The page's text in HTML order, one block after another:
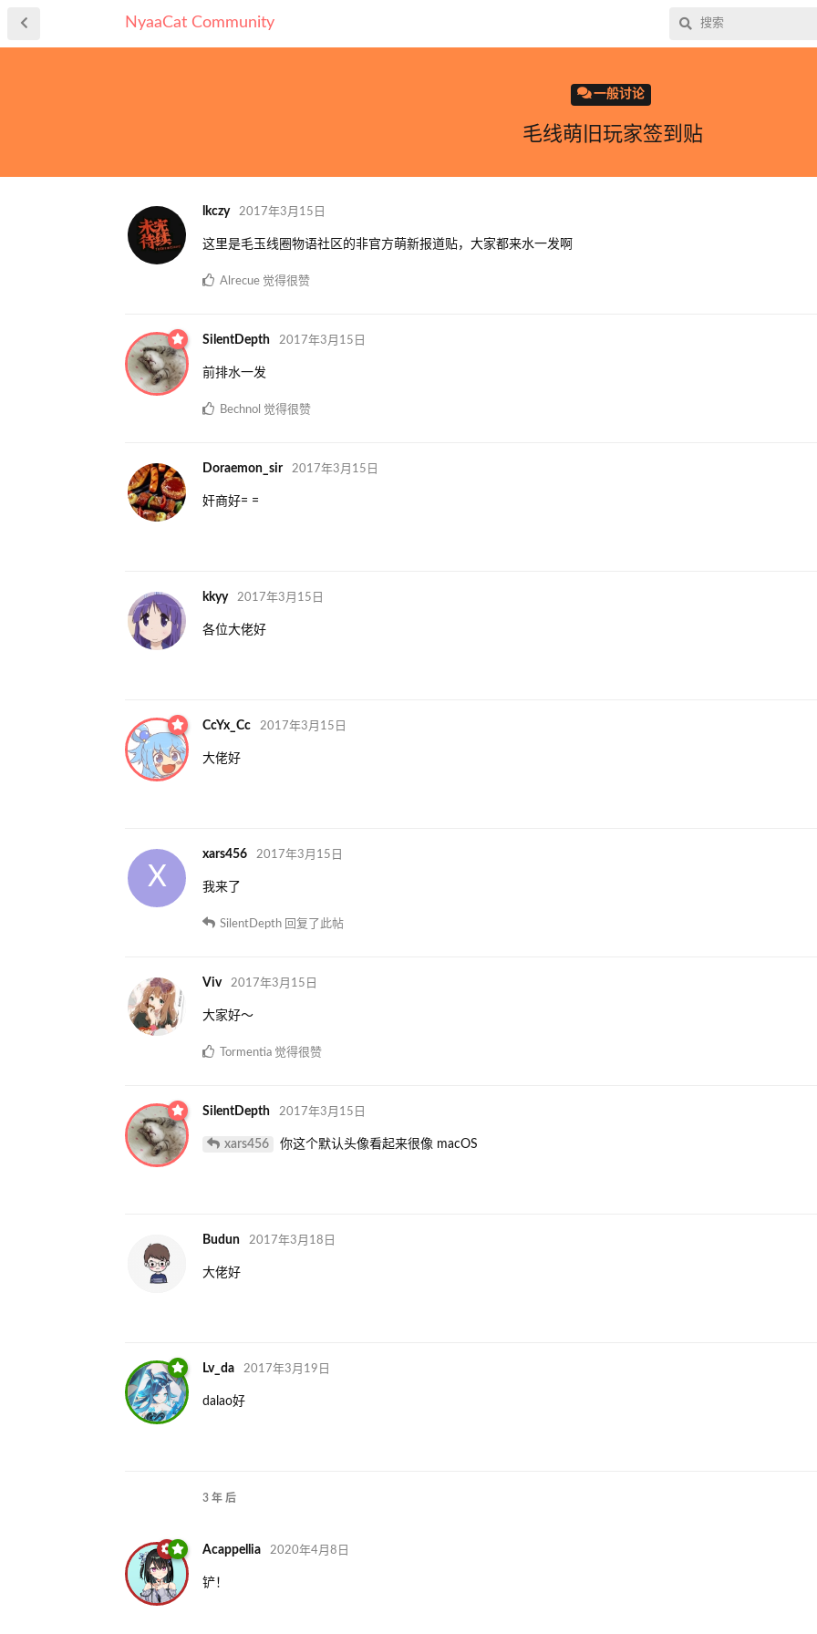
NyaaCat Community
一般讨论
毛线萌旧玩家签到贴
lkczy 2017年3月15日
这里是毛玉线圈物语社区的非官方萌新报道贴，大家都来水一发啊
Alrecue 觉得很赞
SilentDepth 2017年3月15日
前排水一发
Bechnol 觉得很赞
Doraemon_sir 2017年3月15日
奸商好= =
kkyy 2017年3月15日
各位大佬好
CcYx_Cc 2017年3月15日
大佬好
X
xars456 2017年3月15日
我来了
SilentDepth 回复了此帖
Viv 2017年3月15日
大家好～
Tormentia 觉得很赞
SilentDepth 2017年3月15日
xars456 你这个默认头像看起来很像 macOS
Budun 2017年3月18日
大佬好
Lv_da 2017年3月19日
dalao好
3 年 后
Acappellia 2020年4月8日
铲！